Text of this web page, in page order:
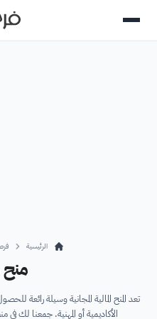
الرئيسية
منح
تعد المنح المالية المجانية وسيلة رائعة
الأكاديمية أو المهنية. جمعنا لك